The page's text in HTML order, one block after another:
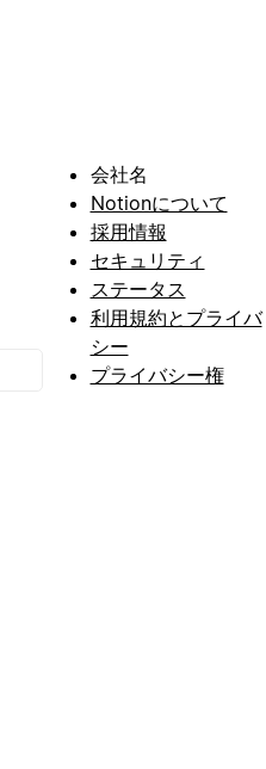
会社名
Notionについて
採用情報
セキュリティ
ステータス
利用規約とプライバ
シー
プライバシー権